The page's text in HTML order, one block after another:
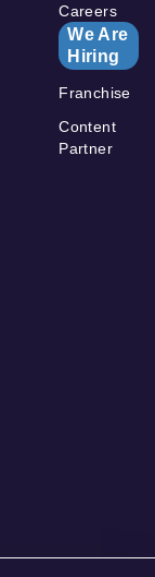
Careers
We Are
Hiring
Franchise
Content
Partner